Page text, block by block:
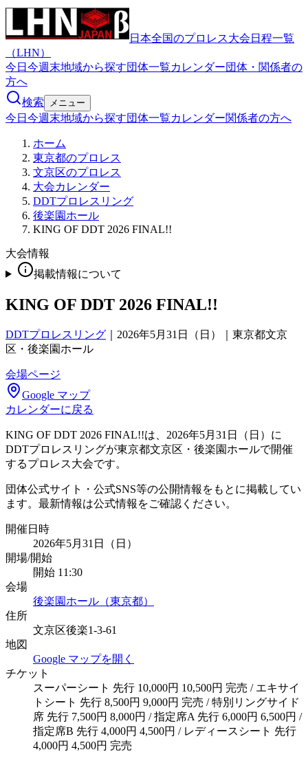
日本全国のプロレス大会日程一覧
（LHN）
今日 今週末地域から探す団体一覧カレンダー団体・関係者の
方へ
検索
メニュー
今日 今週末地域から探す団体一覧カレンダー関係者の方へ
ホーム
東京都のプロレス
文京区のプロレス
大会カレンダー
DDTプロレスリング
後楽園ホール
KING OF DDT 2026 FINAL!!
大会情報
掲載情報について
KING OF DDT 2026 FINAL!!
DDTプロレスリング
2026年5月31日（日）｜東京都文京
区・後楽園ホール
会場ページ
Google マップ
カレンダーに戻る
KING OF DDT 2026 FINAL!!は、2026年5月31日（日）に
DDTプロレスリングが東京都文京区・後楽園ホールで開催
するプロレス大会です。
団体公式サイト・公式SNS等の公開情報をもとに掲載してい
ます。最新情報は公式情報をご確認ください。
開催日時
2026年5月31日（日）
開場/開始
開始 11:30
会場
後楽園ホール（東京都）
住所
文京区後楽1-3-61
地図
Google マップを開く
チケット
スーパーシート 先行 10,000円 10,500円 完売 / エキサイ
トシート 先行 8,500円 9,000円 完売 / 特別リングサイド
席 先行 7,500円 8,000円 / 指定席A 先行 6,000円 6,500円 /
指定席B 先行 4,000円 4,500円 / レディースシート 先行
4,000円 4,500円 完売